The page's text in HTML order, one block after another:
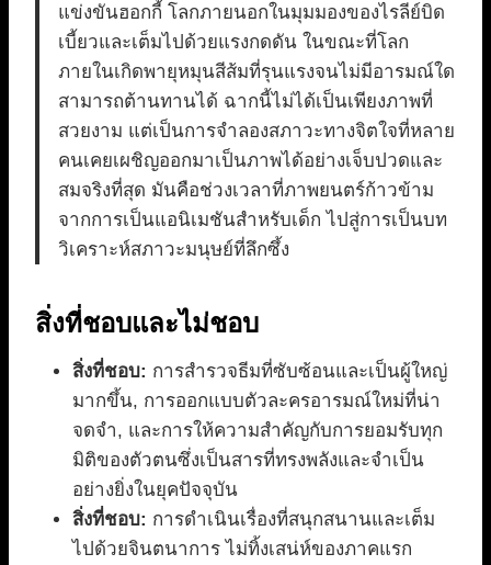
แข่งขันฮอกกี้ โลกภายนอกในมุมมองของไรลีย์บิด
เบี้ยวและเต็มไปด้วยแรงกดดัน ในขณะที่โลก
ภายในเกิดพายุหมุนสีส้มที่รุนแรงจนไม่มีอารมณ์ใด
สามารถต้านทานได้ ฉากนี้ไม่ได้เป็นเพียงภาพที่
สวยงาม แต่เป็นการจำลองสภาวะทางจิตใจที่หลาย
คนเคยเผชิญออกมาเป็นภาพได้อย่างเจ็บปวดและ
สมจริงที่สุด มันคือช่วงเวลาที่ภาพยนตร์ก้าวข้าม
จากการเป็นแอนิเมชันสำหรับเด็ก ไปสู่การเป็นบท
วิเคราะห์สภาวะมนุษย์ที่ลึกซึ้ง
สิ่งที่ชอบและไม่ชอบ
สิ่งที่ชอบ: การสำรวจธีมที่ซับซ้อนและเป็นผู้ใหญ่
มากขึ้น, การออกแบบตัวละครอารมณ์ใหม่ที่น่า
จดจำ, และการให้ความสำคัญกับการยอมรับทุก
มิติของตัวตนซึ่งเป็นสารที่ทรงพลังและจำเป็น
อย่างยิ่งในยุคปัจจุบัน
สิ่งที่ชอบ: การดำเนินเรื่องที่สนุกสนานและเต็ม
ไปด้วยจินตนาการ ไม่ทิ้งเสน่ห์ของภาคแรก